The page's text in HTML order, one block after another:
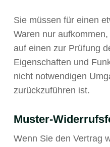
Sie müssen für einen
Waren nur
auf einen zur Prüfung
Eigenschaften und
nicht notwendigen
zurückzuführen ist.
Muster-
Wenn Sie den Vertrag